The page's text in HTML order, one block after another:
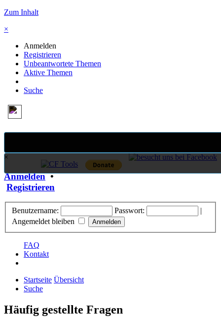
Zum Inhalt
×
Anmelden
Registrieren
Unbeantwortete Themen
Aktive Themen
Suche
×
Anmelden•
Registrieren
Benutzername: Passwort:
|
Angemeldet bleiben
FAQ
Kontakt
Startseite Übersicht
Suche
Häufig gestellte Fragen